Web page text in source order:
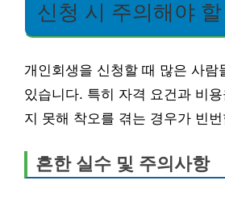
신청 시 주의해야
개인회생을 신청할 때 많은 사람
있습니다. 특히 자격 요건과 비
지 못해 착오를 겪는 경우가 빈
흔한 실수 및 주의사항